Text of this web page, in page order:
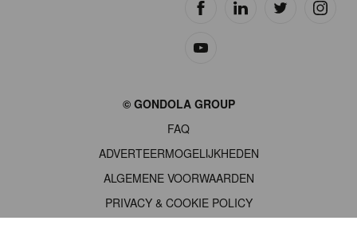
© GONDOLA GROUP
FAQ
ADVERTEERMOGELIJKHEDEN
ALGEMENE VOORWAARDEN
PRIVACY & COOKIE POLICY